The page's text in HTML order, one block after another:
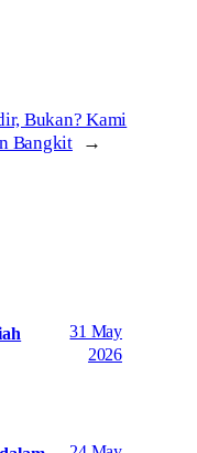
Bukan? Kami
Bangkit
→
31 May
2026